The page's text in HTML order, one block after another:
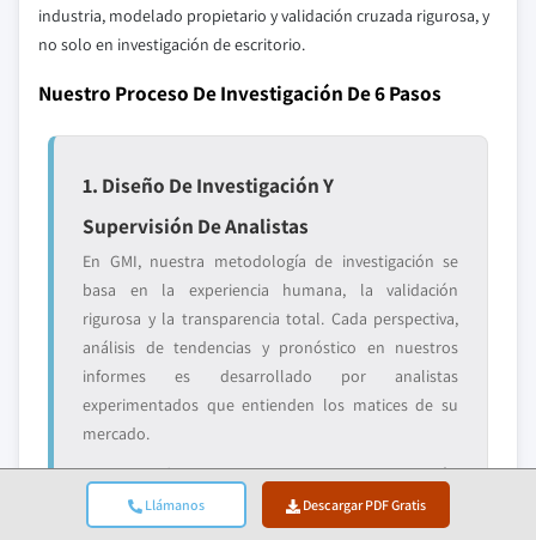
Llámanos Descargar PDF Gratis
industria, modelado propietario y validación cruzada rigurosa, y
no solo en investigación de escritorio.
Nuestro Proceso De Investigación De 6 Pasos
1. Diseño De Investigación Y
Supervisión De Analistas
En GMI, nuestra metodología de investigación se
basa en la experiencia humana, la validación
rigurosa y la transparencia total. Cada perspectiva,
análisis de tendencias y pronóstico en nuestros
informes es desarrollado por analistas
experimentados que entienden los matices de su
mercado.
Nuestro enfoque integra una extensa investigación
primaria a través del compromiso directo con
participantes y expertos de la industria,